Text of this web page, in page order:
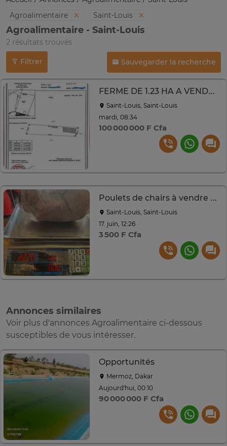
Agroalimentaire
Saint-Louis
Agroalimentaire - Saint-Louis
2 résultats trouvés
Filtrer Sauvegarder la recherche
FERME DE 1.23 HA A VENDRE A ST LOUIS
Saint-Louis, Saint-Louis
mardi, 08:34
100 000 000 F Cfa
Poulets de chairs à vendre à Saint-Louis
Saint-Louis, Saint-Louis
17. juin, 12:26
3 500 F Cfa
Annonces similaires
Voir plus d'annonces Agroalimentaire ci-dessous
susceptibles de vous intéresser.
Opportunités
Mermoz, Dakar
Aujourd'hui, 00:10
90 000 000 F Cfa